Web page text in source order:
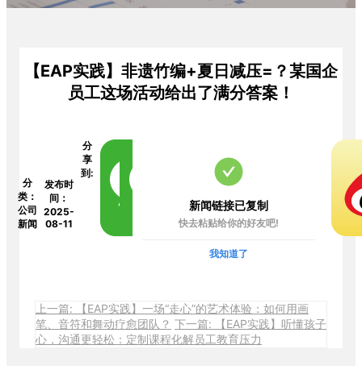
【EAP实践】非遗竹编+夏日减压=？某国企
员工这场活动给出了满分答案！
分
类：
公司
新闻
发布时
间：
2025-
08-11
分
享
到:
新闻链接已复制
快去粘贴给你的好友吧!
我知道了
上一篇: 【EAP实践】一场“走心”的艺术体验：如何用画
笔、音符和舞动疗愈团队？ 下一篇: 【EAP实践】听懂孩子
心，沟通更轻松：定制课程化解员工教育压力